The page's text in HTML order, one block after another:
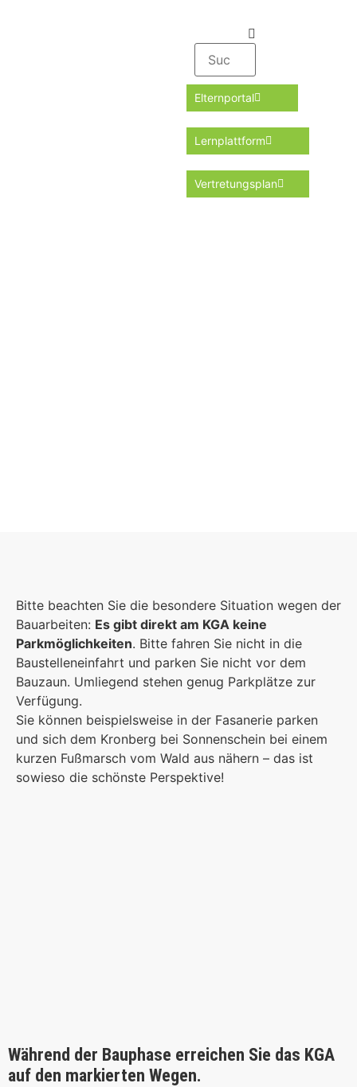
Elternportal
Lernplattform
Vertretungsplan
Es kommt auf jeden Einzelnen an, zusammen
sind wir eine starke Gemeinschaft.
Foto: KGA CC BY NC
Mehr erfahren
Bitte beachten Sie die besondere Situation wegen der
Bauarbeiten: Es gibt direkt am KGA keine
Parkmöglichkeiten. Bitte fahren Sie nicht in die
Baustelleneinfahrt und parken Sie nicht vor dem
Bauzaun. Umliegend stehen genug Parkplätze zur
Verfügung.
Sie können beispielsweise in der Fasanerie parken
und sich dem Kronberg bei Sonnenschein bei einem
kurzen Fußmarsch vom Wald aus nähern – das ist
sowieso die schönste Perspektive!
Während der Bauphase erreichen Sie das KGA
auf den markierten Wegen.